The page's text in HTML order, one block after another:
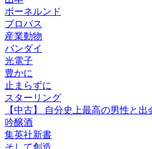
ボーネルンド
プロバス
産業動物
バンダイ
光電子
豊かに
止まらずに
スターリング
【中古】 自分史上最高の男性と
吟醸酒
集英社新書
そして創造